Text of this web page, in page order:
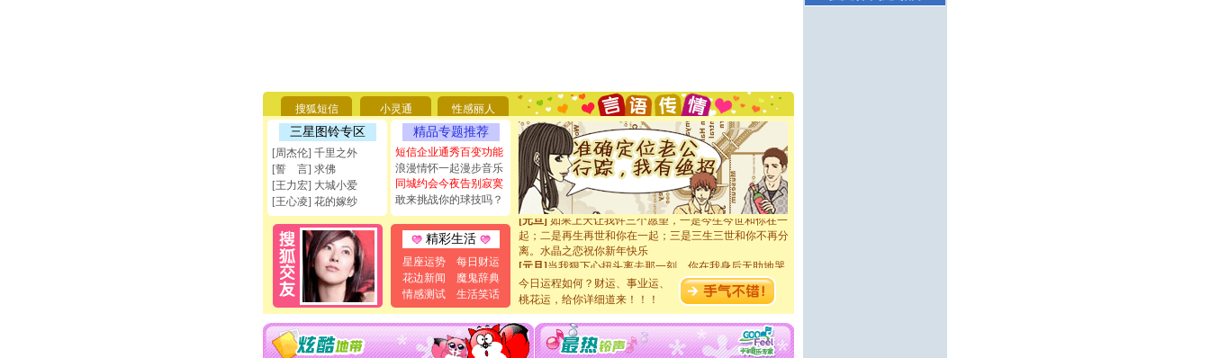
搜狐短信 小灵通 性感丽人
三星图铃专区
[周杰伦] 千里之外
[誓 言] 求佛
[王力宏] 大城小爱
[王心凌] 花的嫁纱
精品专题推荐
短信企业通秀百变功能
浪漫情怀一起漫步音乐
同城约会今夜告别寂寞
敢来挑战你的球技吗？
精彩生活
星座运势
每日财运
花边新闻
魔鬼辞典
情感测试
生活笑话
[圣诞节]不只这样的日子才会想起你,而是这样的日子才
能正大光明地骚扰你,告诉你,圣诞要快乐!新年要快乐!天
天都要快乐噢!
[圣诞节] 奉上一颗祝福的心,在这个特别的日子里,愿幸福,
如意,快乐,鲜花,一切美好的祝愿与你同在.圣诞快乐!
[元旦]看到你我会触电；看不到你我要充电；没有你我会
断电。爱你是我职业，想你是我事业，抱你是我特长，吻
你是我专业！水晶之恋祝你新年快乐
[元旦]如果上天让我许三个愿望，一是今生今世和你在一
起；二是再生再世和你在一起；三是三生三世和你不再分
离。水晶之恋祝你新年快乐
[元旦]当我狠下心扭头离去那一刻，你在我身后无助地哭
泣，这痛楚让我明白我多么爱你。我转身抱住你：这猪不
卖了。水晶之恋祝你新年快乐。
[春节]风柔雨润好月圆，半岛铁盒伴身边，每日尽显开心
道一声平安！新年吉祥万事如愿
[春节]传说薰衣草有四片叶子：第一片叶子是信仰，第二
今日运程如何？财运、事业运、
桃花运，给你详细道来！！！